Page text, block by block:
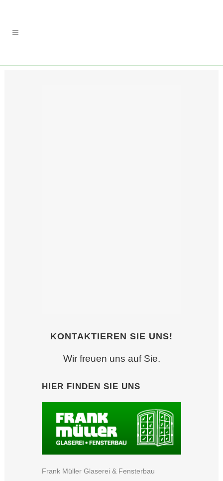
KONTAKTIEREN SIE UNS!
Wir freuen uns auf Sie.
HIER FINDEN SIE UNS
Frank Müller Glaserei & Fensterbau